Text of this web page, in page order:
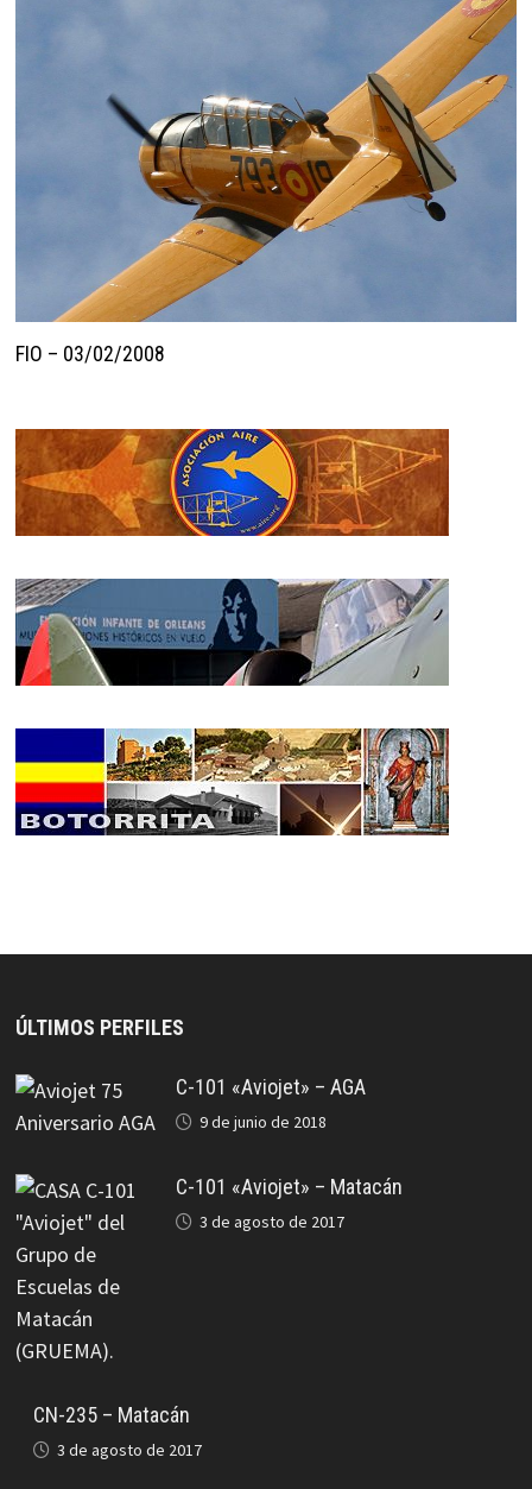
FIO – 03/02/2008
ÚLTIMOS PERFILES
C-101 «Aviojet» – AGA
9 de junio de 2018
C-101 «Aviojet» – Matacán
3 de agosto de 2017
CN-235 – Matacán
3 de agosto de 2017